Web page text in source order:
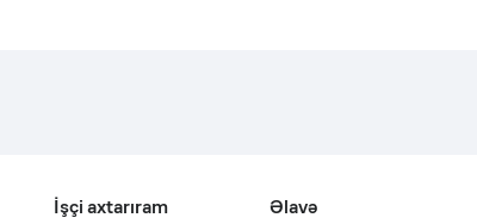
İşçi axtarıram Əlavə